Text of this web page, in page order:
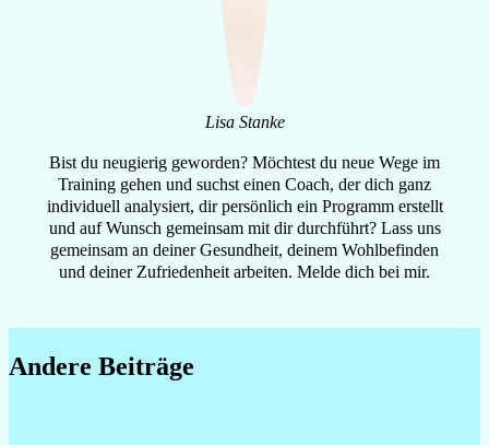
Lisa Stanke
Bist du neugierig geworden? Möchtest du neue Wege im
Training gehen und suchst einen Coach, der dich ganz
individuell analysiert, dir persönlich ein Programm erstellt
und auf Wunsch gemeinsam mit dir durchführt? Lass uns
gemeinsam an deiner Gesundheit, deinem Wohlbefinden
und deiner Zufriedenheit arbeiten. Melde dich bei mir.
Andere Beiträge